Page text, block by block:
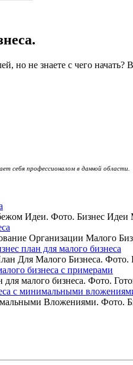
но не знаете с чего
себя профессионалом в данной области.
Идеи. Фото. Бизнес Идеи
Организации Малого
план для малого бизнеса
Для Малого Бизнеса.
бизнеса с примерами
малого бизнеса. Фото.
с минимальными
Вложениями. Фото.